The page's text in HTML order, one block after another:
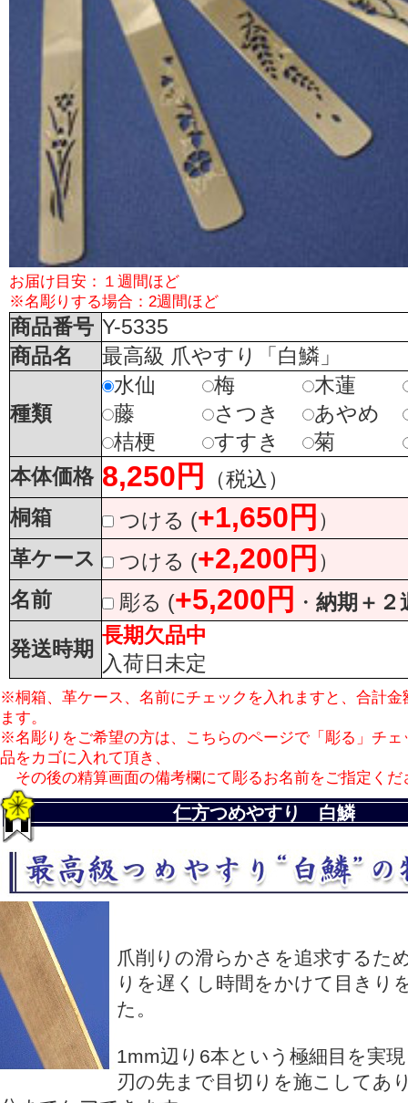
お届け目安：１週間ほど
※名彫りする場合：2週間ほど
商品番号 Y-5335
商品名
最高級 爪やすり「白鱗」
種類
水仙 梅
木蓮
藤
さつき
あやめ
桔梗
すすき
菊
本体価格 8,250円
（税込）
桐箱
つける (+1,650円 ）
革ケース
つける (+2,200円 ）
名前
彫る (+5,200円 ・ 納期＋２
合計金額 （税込）
発送時期
長期欠品中
入荷日未定
※桐箱、革ケース、名前にチェックを入れますと、合計金
ます。
※名彫りをご希望の方は、こちらのページで「彫る」チェ
品をカゴに入れて頂き、
その後の精算画面の備考欄にて彫るお名前をご指定くだ
仁方つめやすり 白鱗
爪削りの滑らかさを追求するた
りを遅くし時間をかけて目きり
た。
1mm辺り6本という極細目を実
刃の先まで目切りを施こしてあ